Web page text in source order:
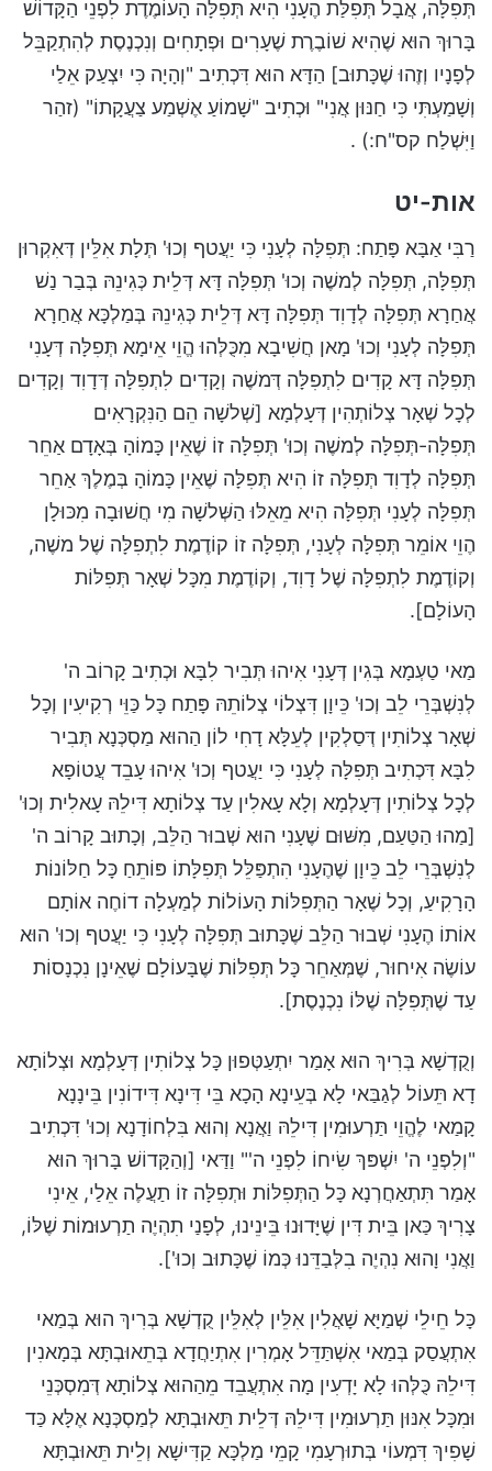
תְּפִלָּה, אֲבָל תְּפִלַּת הֶעָנִי הִיא תְּפִלָּה הָעוֹמֶדֶת לִפְנֵי הַקָּדוֹשׁ
בָּרוּךְ הוּא שֶׁהִיא שׁוֹבֶרֶת שֶׁעָרִים וּפְתָחִים וְנִכְנֶסֶת לְהִתְקַבֵּל
לְפָנָיו וְזֶהוּ שֶׁכָּתוּב] הַדָּא הוּא דִּכְתִיב "וְהָיָה כִּי יִצְעַק אֵלַי
וְשָׁמַעְתִּי כִּי חַנּוּן אֲנִי" וּכְתִיב "שָׁמוֹעַ אֶשְׁמַע צַעֲקָתוֹ" (זהַר
וַיִּשְׁלַח קס"ח:) .
אות-יט
רַבִּי אַבָּא פָּתַח: תְּפִלָּה לְעָנִי כִּי יַעֲטף וְכוּ' תְּלָת אִלֵּין דְּאִקְרוּן
תְּפִלָּה, תְּפִלָּה לְמשֶׁה וְכוּ' תְּפִלָּה דָּא דְּלֵית כְּגִינֵהּ בְּבַר נַשׁ
אֲחַרָא תְּפִלָּה לְדָוִד תְּפִלָּה דָּא דְּלֵית כְּגִינֵהּ בְּמַלְכָּא אֲחַרָא
תְּפִלָּה לְעָנִי וְכוּ' מָאן חֲשִׁיבָא מִכֻּלְּהוּ הֱוֵי אֵימָא תְּפִלָּה דְּעָנִי
תְּפִלָּה דָּא קָדִים לִתְפִלָּה דְּמשֶׁה וְקָדִים לִתְפִלָּה דְּדָוִד וְקָדִים
לְכָל שְׁאָר צְלוֹתְהִין דְּעָלְמָא [שְׁלשָׁה הֵם הַנִּקְרָאִים
תְּפִלָּה-תְּפִלָּה לְמשֶׁה וְכוּ' תְּפִלָּה זוֹ שֶׁאֵין כָּמוֹהָ בְּאָדָם אַחֵר
תְּפִלָּה לְדָוִד תְּפִלָּה זוֹ הִיא תְּפִלָּה שֶׁאֵין כָּמוֹהָ בְּמֶלֶךְ אַחֵר
תְּפִלָּה לְעָנִי תְּפִלָּה הִיא מֵאֵלּוּ הַשְּׁלשָׁה מִי חֲשׁוּבָה מִכּוּלָן
הֶוֵי אוֹמֵר תְּפִלָּה לְעָנִי, תְּפִלָּה זוֹ קוֹדֶמֶת לִתְפִלָּה שֶׁל משֶׁה,
וְקוֹדֶמֶת לִתְפִלָּה שֶׁל דָוִד, וְקוֹדֶמֶת מִכָּל שְׁאָר תְּפִלּוֹת
הָעוֹלָם].
מַאי טַעְמָא בְּגִין דְּעָנִי אִיהוּ תְּבִיר לִבָּא וּכְתִיב קָרוֹב ה'
לְנִשְׁבְּרֵי לֵב וְכוּ' כֵּיוָן דִּצְלוֹי צְלוֹתֵהּ פָּתַח כָּל כַּוֵּי רְקִיעִין וְכָל
שְׁאָר צְלוֹתִין דְּסַלְקִין לְעֵלָּא דָחִי לוֹן הַהוּא מַסְכְּנָא תְּבִיר
לִבָּא דִּכְתִיב תְּפִלָּה לְעָנִי כִּי יַעֲטף וְכוּ' אִיהוּ עָבֵד עֲטוֹפָא
לְכָל צְלוֹתִין דְּעָלְמָא וְלָא עָאלִין עַד צְלוֹתָא דִּילֵהּ עָאלִית וְכוּ'
[מַהוּ הַטַּעַם, מִשּׁוּם שֶׁעָנִי הוּא שְׁבוּר הַלֵּב, וְכָתוּב קָרוֹב ה'
לְנִשְׁבְּרֵי לֵב כֵּיוָן שֶׁהֶעָנִי הִתְפַּלֵּל תְּפִלָּתוֹ פּוֹתֵחַ כָּל חַלּוֹנוֹת
הָרָקִיעַ, וְכָל שֶׁאָר הַתְּפִלּוֹת הָעוֹלוֹת לְמַעְלָה דוֹחֶה אוֹתָם
אוֹתוֹ הֶעָנִי שְׁבוּר הַלֵּב שֶׁכָּתוּב תְּפִלָּה לְעָנִי כִּי יַעֲטף וְכוּ' הוּא
עוֹשֶׂה אִיחוּר, שֶׁמְּאַחֵר כָּל תְּפִלּוֹת שֶׁבָּעוֹלָם שֶׁאֵינָן נִכְנָסוֹת
עַד שֶׁתְּפִלָּה שֶׁלּוֹ נִכְנֶסֶת].
וְקֻדְשָׁא בְּרִיךְ הוּא אָמַר יִתְעַטְּפוּן כָּל צְלוֹתִין דְּעָלְמָא וּצְלוֹתָא
דָא תֵּעוֹל לְגַבַּאי לָא בְּעֵינָא הָכָא בֵּי דִּינָא דִּידוֹנִין בֵּינָנָא
קָמַאי לֶהֱוֵי תַּרְעוּמִין דִּילֵהּ וַאֲנָא וְהוּא בִּלְחוֹדָנָא וְכוּ' דִּכְתִיב
"וְלִפְנֵי ה' יִשְׁפּךְ שִׂיחוֹ לִפְנֵי ה'" וַדַּאי [וְהַקָּדוֹשׁ בָּרוּךְ הוּא
אָמַר תִּתְאַחֲרְנָא כָּל הַתְּפִלּוֹת וּתְפִלָּה זוֹ תַעֲלֶה אֵלַי, אֵינִי
צָרִיךְ כַּאן בֵּית דִּין שֶׁיָּדוּנוּ בֵּינֵינוּ, לְפָנַי תִהְיֶה תַרְעוּמוֹת שֶׁלּוֹ,
וַאֲנִי וָהוּא נִהְיֶה בִלְּבַדֵּנוּ כְּמוֹ שֶׁכָּתוּב וְכוּ'].
כָּל חֵילֵי שְׁמַיָּא שָׁאֲלִין אִלֵּין לְאִלֵּין קֻדְשָׁא בְּרִיךְ הוּא בְּמַאי
אִתְעֲסַק בְּמַאי אִשְׁתַּדֵּל אָמְרִין אִתְיַחֲדָא בְּתֵאוּבְתָּא בְּמָאנִין
דִּילֵהּ כֻּלְּהוּ לָא יָדְעִין מָה אִתְעֲבֵד מֵהַהוּא צְלוֹתָא דְּמִסְכְּנֵי
וּמִכָּל אִנּוּן תַּרְעוּמִין דִּילֵהּ דְּלֵית תֵּאוּבְתָּא לְמַסְכְּנָא אֶלָּא כַּד
שָׁפִיךְ דִּמְעוֹי בְּתוּרְעָמִי קָמֵי מַלְכָּא קַדִּישָׁא וְלֵית תֵּאוּבְתָּא